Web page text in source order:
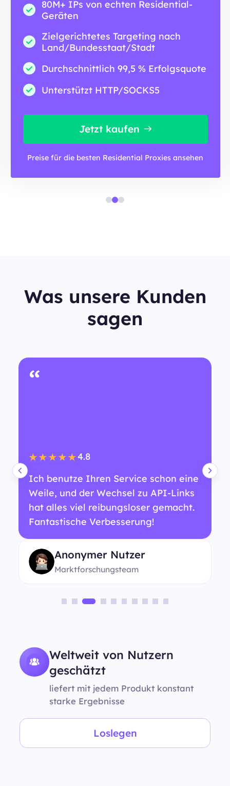
80M+ IPs von echten Residential-
Geräten
Zielgerichtetes Targeting nach
Land/Bundesstaat/Stadt
Durchschnittlich 99,5 % Erfolgsquote
Unterstützt HTTP/SOCKS5
Jetzt kaufen
Preise für die besten Residential Proxies ansehen
Was unsere Kunden
sagen
“
★★★★★4.8
Ich benutze Ihren Service schon eine
Weile, und der Wechsel zu API-Links
hat alles viel reibungsloser gemacht.
Fantastische Verbesserung!
Anonymer Nutzer
Marktforschungsteam
Weltweit von Nutzern
geschätzt
liefert mit jedem Produkt konstant
starke Ergebnisse
Loslegen